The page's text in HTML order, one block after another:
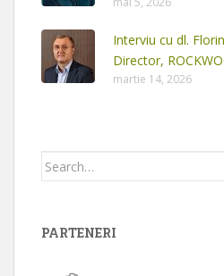
Interviu cu dl.
Director,
martie 14, 2026
Search
PARTENERI